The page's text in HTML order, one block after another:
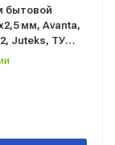
бытовой
мм, Avanta,
Juteks, ТУ
2019